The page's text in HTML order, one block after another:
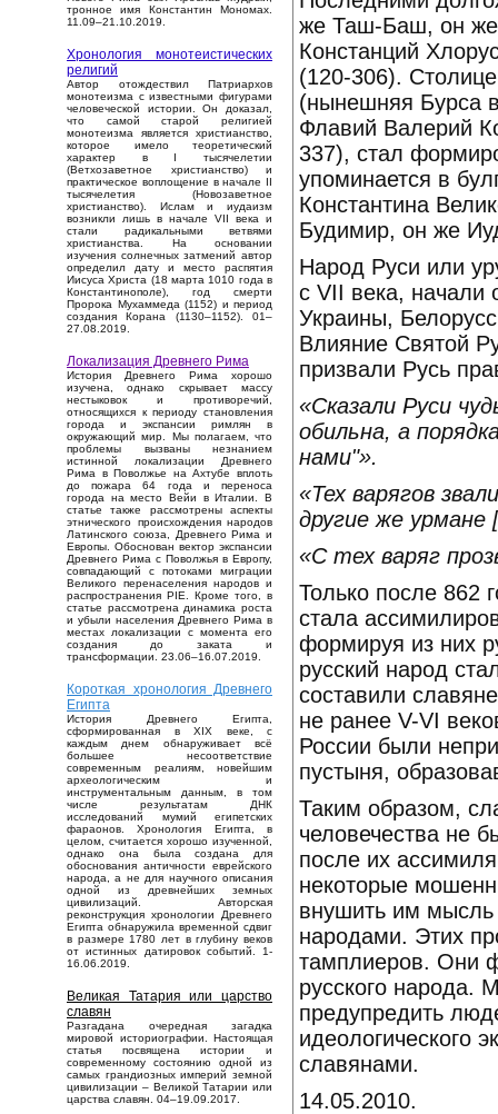
тронное имя Константин Мономах.
11.09–21.10.2019.
Хронология монотеистических
религий
Автор отождествил Патриархов
монотеизма с известными фигурами
человеческой истории. Он доказал,
что самой старой религией
монотеизма является христианство,
которое имело теоретический
характер в I тысячелетии
(Ветхозаветное христианство) и
практическое воплощение в начале II
тысячелетия (Новозаветное
христианство). Ислам и иудаизм
возникли лишь в начале VII века и
стали радикальными ветвями
христианства. На основании
изучения солнечных затмений автор
определил дату и место распятия
Иисуса Христа (18 марта 1010 года в
Константинополе), год смерти
Пророка Мухаммеда (1152) и период
создания Корана (1130–1152). 01–
27.08.2019.
Локализация Древнего Рима
История Древнего Рима хорошо
изучена, однако скрывает массу
нестыковок и противоречий,
относящихся к периоду становления
города и экспансии римлян в
окружающий мир. Мы полагаем, что
проблемы вызваны незнанием
истинной локализации Древнего
Рима в Поволжье на Ахтубе вплоть
до пожара 64 года и переноса
города на место Вейи в Италии. В
статье также рассмотрены аспекты
этнического происхождения народов
Латинского союза, Древнего Рима и
Европы. Обоснован вектор экспансии
Древнего Рима с Поволжья в Европу,
совпадающий с потоками миграции
Великого перенаселения народов и
распространения PIE. Кроме того, в
статье рассмотрена динамика роста
и убыли населения Древнего Рима в
местах локализации с момента его
создания до заката и
трансформации. 23.06–16.07.2019.
Короткая хронология Древнего
Египта
История Древнего Египта,
сформированная в XIX веке, с
каждым днем обнаруживает всё
большее несоответствие
современным реалиям, новейшим
археологическим и
инструментальным данным, в том
числе результатам ДНК
исследований мумий египетских
фараонов. Хронология Египта, в
целом, считается хорошо изученной,
однако она была создана для
обоснования античности еврейского
народа, а не для научного описания
одной из древнейших земных
цивилизаций. Авторская
реконструкция хронологии Древнего
Египта обнаружила временной сдвиг
в размере 1780 лет в глубину веков
от истинных датировок событий. 1-
16.06.2019.
Великая Татария или царство
славян
Разгадана очередная загадка
мировой историографии. Настоящая
статья посвящена истории и
современному состоянию одной из
самых грандиозных империй земной
цивилизации – Великой Татарии или
царства славян. 04–19.09.2017.
же Таш-Баш, он же
Констанций
(120-306).
(нынешняя Бурса
Флавий Валерий
337), стал
упоминается в
Константина
Будимир, он же
Народ Руси или
с VII века, начали
Украины,
Влияние Святой
призвали Русь
«Сказали Руси
обильна, а
нами"».
«Тех варягов
другие же
«С тех варяг
Только после 862
стала
формируя из них
русский народ
составили
не ранее V-VI
России были
пустыня,
Таким образом,
человечества не
после их
некоторые
внушить им мысль
народами. Этих
тамплиеров. Они
русского народа.
предупредить
идеологического
славянами.
14.05.2010.